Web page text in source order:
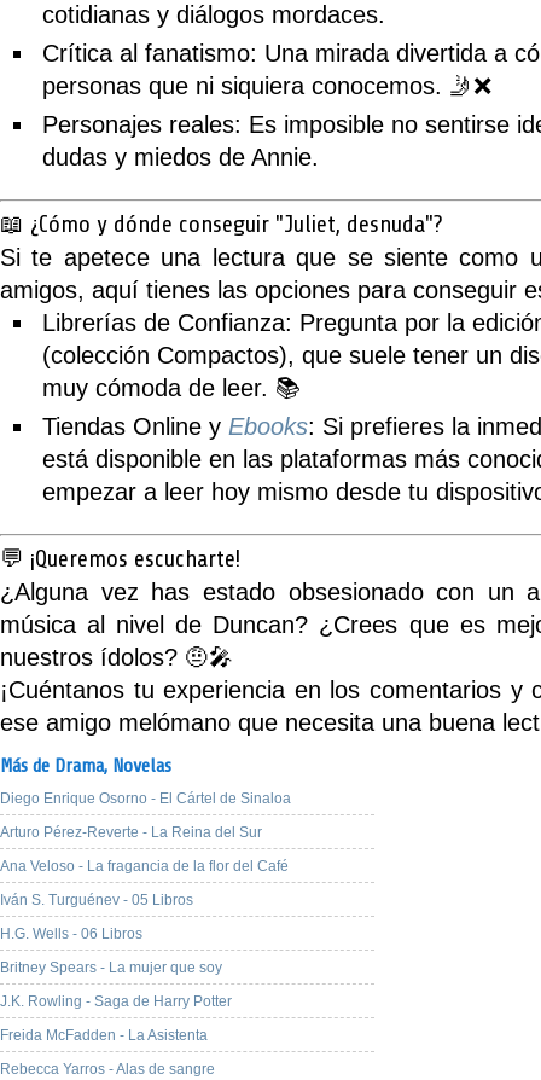
cotidianas y diálogos mordaces.
Crítica al fanatismo: Una mirada divertida a
personas que ni siquiera conocemos. 🤳❌
Personajes reales: Es imposible no sentirse
dudas y miedos de Annie.
📖 ¿Cómo y dónde conseguir "Juliet, desnuda"?
Si te apetece una lectura que se siente como
amigos, aquí tienes las opciones para conseguir
Librerías de Confianza: Pregunta por la
(colección Compactos), que suele tener un
muy cómoda de leer. 📚
Tiendas Online y Ebooks: Si prefieres la
está disponible en las plataformas más
empezar a leer hoy mismo desde tu
💬 ¡Queremos escucharte!
¿Alguna vez has estado obsesionado con un
música al nivel de Duncan? ¿Crees que es
nuestros ídolos? 🤨🎤
¡Cuéntanos tu experiencia en los comentarios y
ese amigo melómano que necesita una buena
Más de Drama, Novelas
Diego Enrique Osorno - El Cártel de Sinaloa
Arturo Pérez-Reverte - La Reina del Sur
Ana Veloso - La fragancia de la flor del Café
Iván S. Turguénev - 05 Libros
H.G. Wells - 06 Libros
Britney Spears - La mujer que soy
J.K. Rowling - Saga de Harry Potter
Freida McFadden - La Asistenta
Rebecca Yarros - Alas de sangre